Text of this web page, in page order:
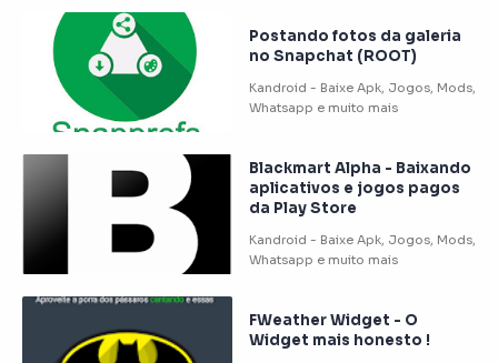
Postando fotos da galeria
no Snapchat (ROOT)
Blackmart Alpha - Baixando
aplicativos e jogos pagos
da Play Store
FWeather Widget - O
Widget mais honesto !